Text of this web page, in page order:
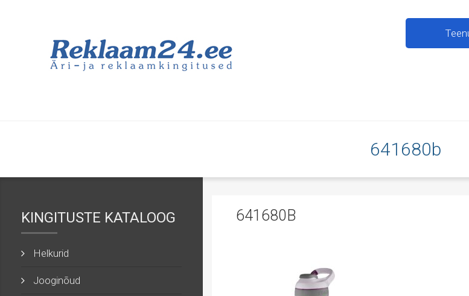
641680b
KINGITUSTE KATALOOG
Helkurid
Jooginõud
641680B